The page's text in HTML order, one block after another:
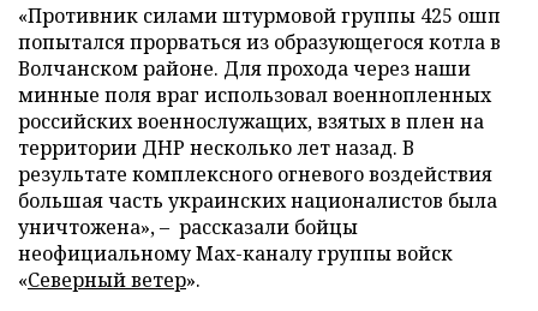
«Противник силами штурмовой группы 425 ошп
попытался прорваться из образующегося котла в
Волчанском районе. Для прохода через наши
минные поля враг использовал военнопленных
российских военнослужащих, взятых в плен на
территории ДНР несколько лет назад. В
результате комплексного огневого воздействия
большая часть украинских националистов была
уничтожена», – рассказали бойцы
неофициальному Max-каналу группы войск
«Северный ветер».